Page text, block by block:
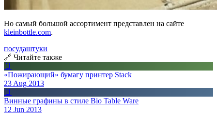
Но самый большой ассортимент представлен на сайте
kleinbottle.com.
посудаштуки
🔗 Читайте также
📄
«Пожирающий» бумагу принтер Stack
23 Aug 2013
📄
Винные графины в стиле Bio Table Ware
12 Jun 2013